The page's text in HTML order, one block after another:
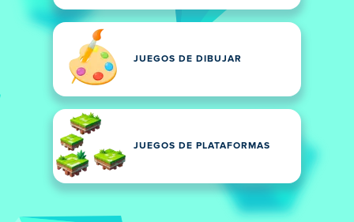
JUEGOS DE DIBUJAR
JUEGOS DE PLATAFORMAS